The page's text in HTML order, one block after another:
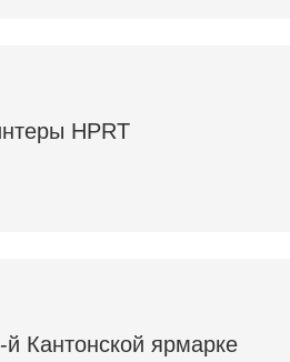
HPRT
Кантонской ярмарке